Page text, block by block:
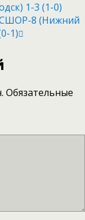
1-3 (1-0)
8 (Нижний
1)
Обязательные